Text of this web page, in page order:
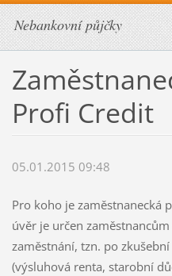
Nebankovní půjčky
Profi Credit
05.01.2015 09:48
Pro koho je zaměstnanecká
úvěr je určen
zaměstnání, tzn. po
(výsluhová renta, starobní